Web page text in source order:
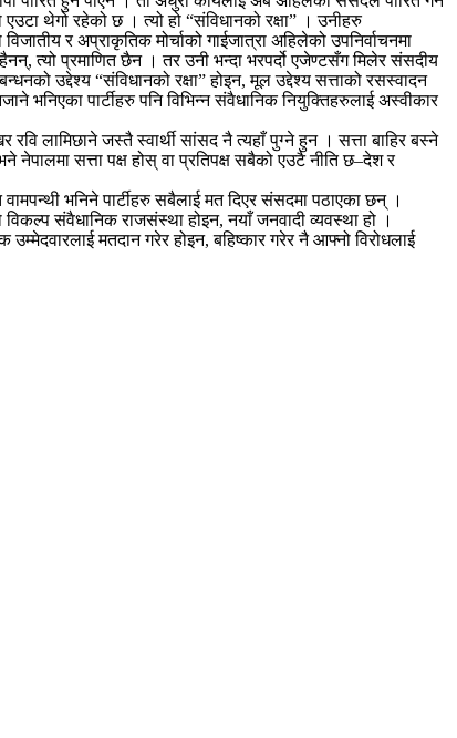
थेगो रहेको छ । त्यो हो “संविधानको रक्षा” । उनीहरु
र अप्राकृतिक मोर्चाको गाईजात्रा अहिलेको उपनिर्वाचनमा
त्यो प्रमाणित छैन । तर उनी भन्दा भरपर्दो एजेण्टसँग मिलेर संसदीय
उद्देश्य “संविधानको रक्षा” होइन, मूल उद्देश्य सत्ताको रसस्वादन
पार्टीहरु पनि विभिन्न संवैधानिक नियुक्तिहरुलाई अस्वीकार
लामिछाने जस्तै स्वार्थी सांसद नै त्यहाँ पुग्ने हुन । सत्ता बाहिर बस्ने
सत्ता पक्ष होस् वा प्रतिपक्ष सबैको एउटै नीति छ–देश र
भनिने पार्टीहरु सबैलाई मत दिएर संसदमा पठाएका छन् ।
संवैधानिक राजसंस्था होइन, नयाँ जनवादी व्यवस्था हो ।
मतदान गरेर होइन, बहिष्कार गरेर नै आफ्नो विरोधलाई